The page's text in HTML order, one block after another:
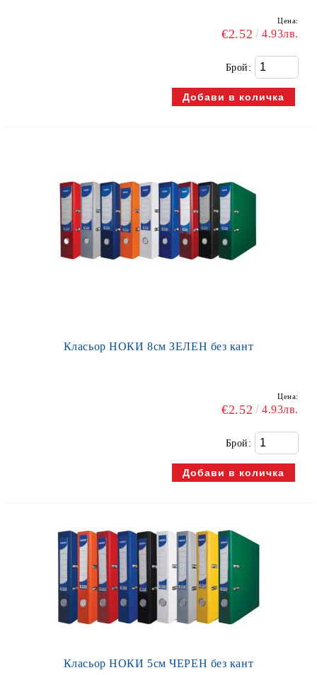
Цена:
€2.52 4.93лв.
Брой:
Класьор НОКИ 8см ЗЕЛЕН без кант
Цена:
€2.52 4.93лв.
Брой:
Класьор НОКИ 5см ЧЕРЕН без кант